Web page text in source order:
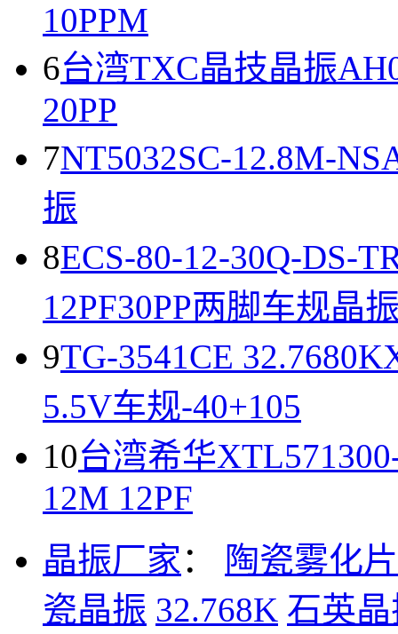
10PPM
6台湾TXC晶技晶振
20PP
7NT5032SC-12.8M-
振
8ECS-80-12-30Q-DS-
12PF30PP两脚车规晶
9TG-3541CE
5.5V车规-40+105
10台湾希华
12M 12PF
晶振厂家 ：
陶瓷雾化片
瓷晶振 32.768K 石英